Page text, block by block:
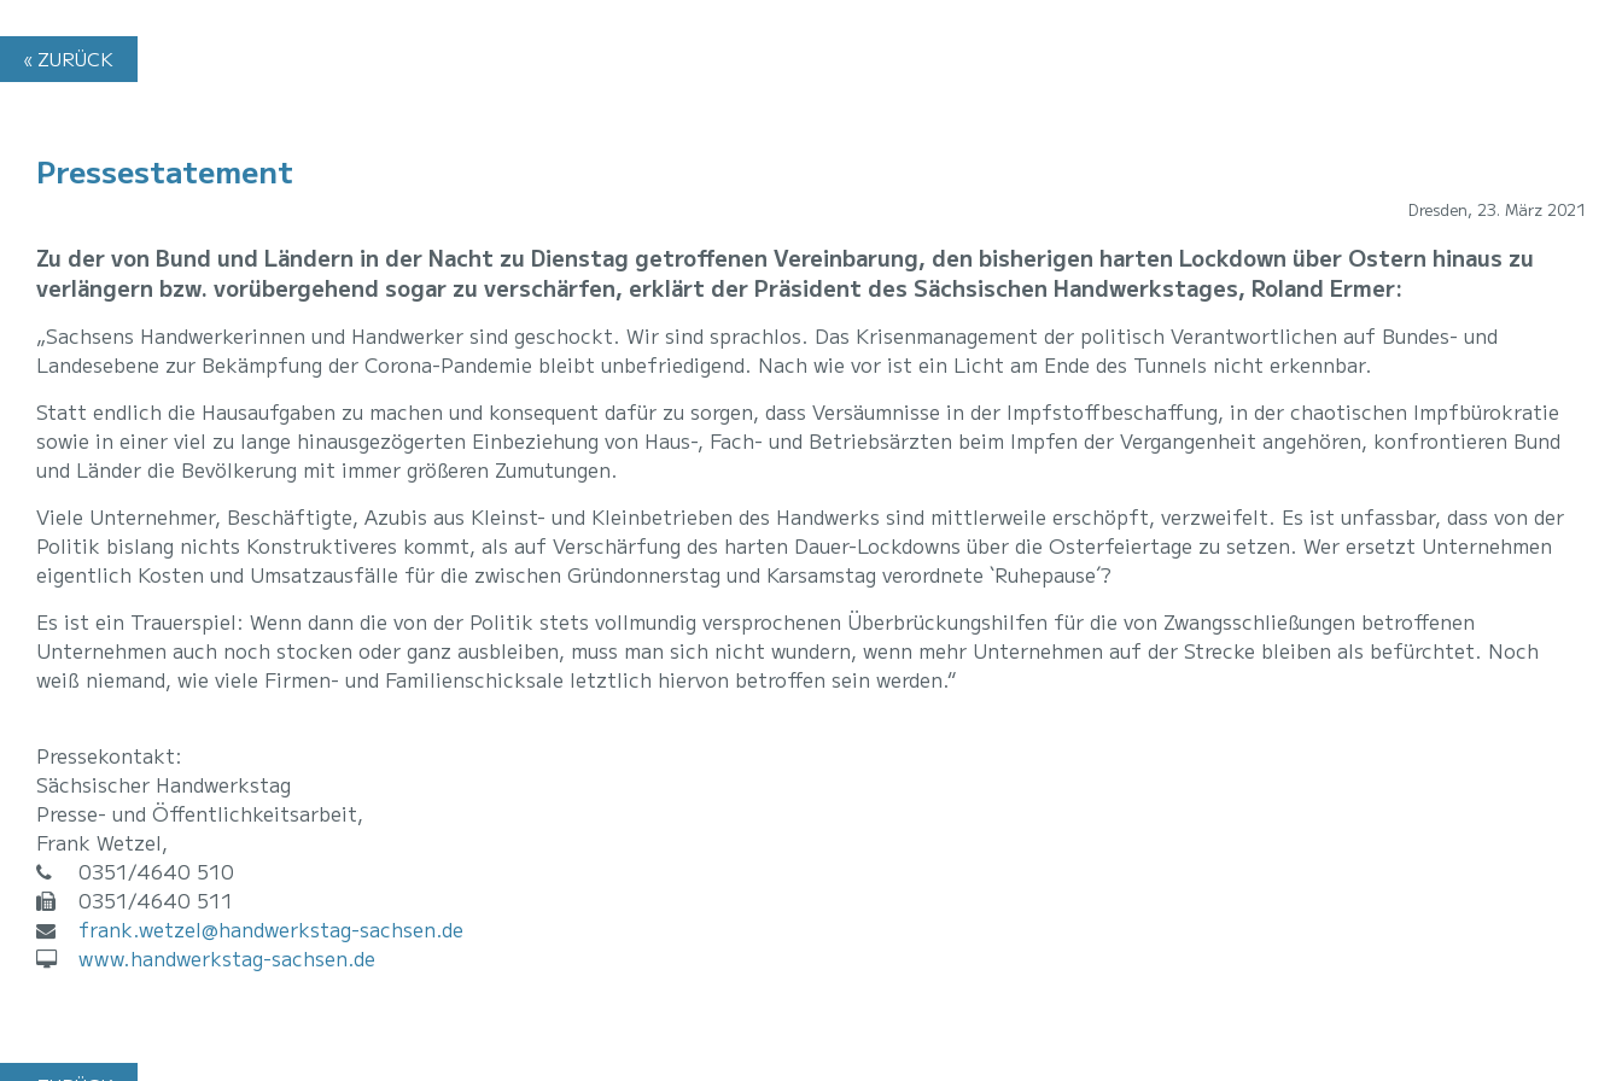
« ZURÜCK
Pressestatement
Dresden, 23. März 2021
Zu der von Bund und Ländern in der Nacht zu Dienstag getroffenen Vereinbarung, den bisherigen harten Lockdown über Ostern hinaus zu
verlängern bzw. vorübergehend sogar zu verschärfen, erklärt der Präsident des Sächsischen Handwerkstages, Roland Ermer:
„Sachsens Handwerkerinnen und Handwerker sind geschockt. Wir sind sprachlos. Das Krisenmanagement der politisch Verantwortlichen auf Bundes- und
Landesebene zur Bekämpfung der Corona-Pandemie bleibt unbefriedigend. Nach wie vor ist ein Licht am Ende des Tunnels nicht erkennbar.
Statt endlich die Hausaufgaben zu machen und konsequent dafür zu sorgen, dass Versäumnisse in der Impfstoffbeschaffung, in der chaotischen Impfbürokratie
sowie in einer viel zu lange hinausgezögerten Einbeziehung von Haus-, Fach- und Betriebsärzten beim Impfen der Vergangenheit angehören, konfrontieren Bund
und Länder die Bevölkerung mit immer größeren Zumutungen.
Viele Unternehmer, Beschäftigte, Azubis aus Kleinst- und Kleinbetrieben des Handwerks sind mittlerweile erschöpft, verzweifelt. Es ist unfassbar, dass von der
Politik bislang nichts Konstruktiveres kommt, als auf Verschärfung des harten Dauer-Lockdowns über die Osterfeiertage zu setzen. Wer ersetzt Unternehmen
eigentlich Kosten und Umsatzausfälle für die zwischen Gründonnerstag und Karsamstag verordnete `Ruhepause´?
Es ist ein Trauerspiel: Wenn dann die von der Politik stets vollmundig versprochenen Überbrückungshilfen für die von Zwangsschließungen betroffenen
Unternehmen auch noch stocken oder ganz ausbleiben, muss man sich nicht wundern, wenn mehr Unternehmen auf der Strecke bleiben als befürchtet. Noch
weiß niemand, wie viele Firmen- und Familienschicksale letztlich hiervon betroffen sein werden.“
Pressekontakt:
Sächsischer Handwerkstag
Presse- und Öffentlichkeitsarbeit,
Frank Wetzel,
0351/4640 510
0351/4640 511
frank.wetzel@handwerkstag-sachsen.de
www.handwerkstag-sachsen.de